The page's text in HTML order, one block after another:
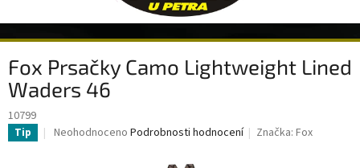
Fox Prsačky Camo Lightweight Lined
Waders 46
10799
Tip
Průměrné
Neohodnoceno Podrobnosti hodnocení Značka:Fox